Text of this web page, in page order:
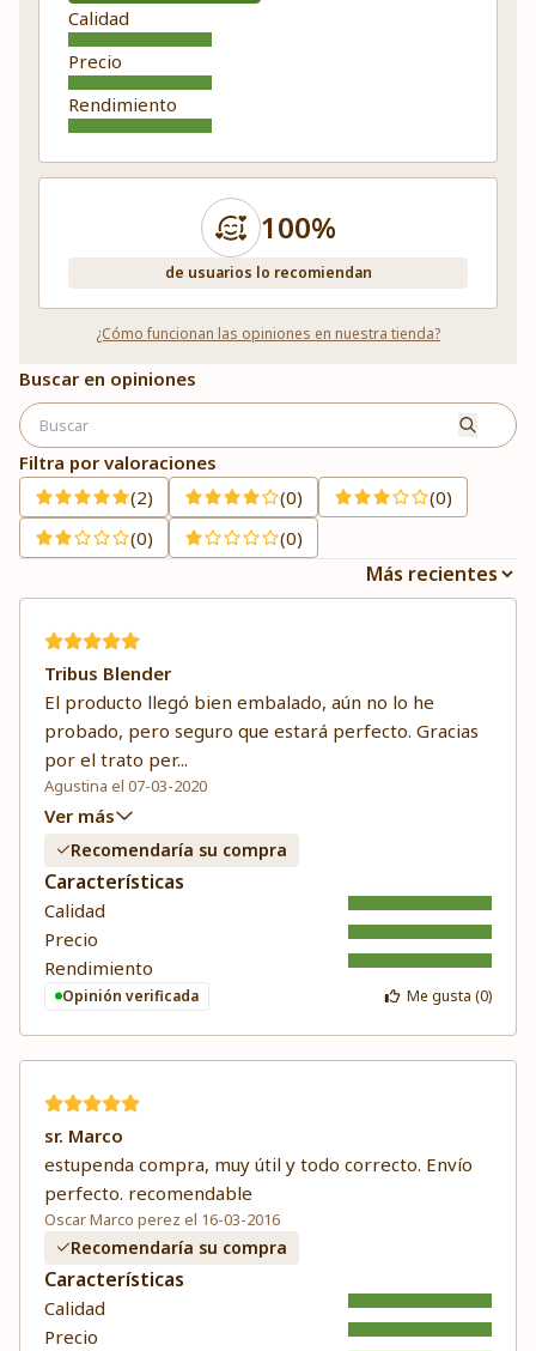
Calidad
Precio
Rendimiento
100%
de usuarios lo recomiendan
¿Cómo funcionan las opiniones en nuestra tienda?
Buscar en opiniones
Filtra por valoraciones
(2)
(0)
(0)
(0)
(0)
Tribus Blender
El producto llegó bien embalado, aún no lo he
probado, pero seguro que estará perfecto. Gracias
por el trato per...
Agustina el 07-03-2020
Ver más
Recomendaría su compra
Características
Calidad
Precio
Rendimiento
Opinión verificada Me gusta (0)
sr. Marco
estupenda compra, muy útil y todo correcto. Envío
perfecto. recomendable
Oscar Marco perez el 16-03-2016
Recomendaría su compra
Características
Calidad
Precio